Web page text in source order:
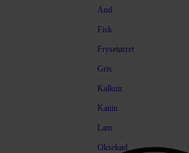
And
Fisk
Frysetørret
Gris
Kalkun
Kanin
Lam
Oksekød